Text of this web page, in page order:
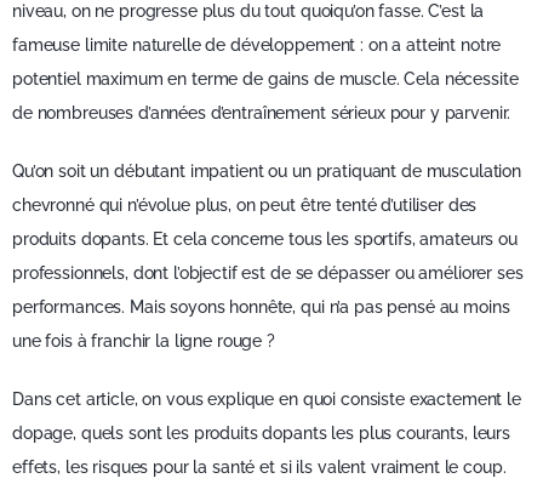
niveau, on ne progresse plus du tout quoiqu’on fasse. C’est la
fameuse limite naturelle de développement : on a atteint notre
potentiel maximum en terme de gains de muscle. Cela nécessite
de nombreuses d’années d’entraînement sérieux pour y parvenir.
Qu’on soit un débutant impatient ou un pratiquant de musculation
chevronné qui n’évolue plus, on peut être tenté d’utiliser des
produits dopants. Et cela concerne tous les sportifs, amateurs ou
professionnels, dont l’objectif est de se dépasser ou améliorer ses
performances. Mais soyons honnête, qui n’a pas pensé au moins
une fois à franchir la ligne rouge ?
Dans cet article, on vous explique en quoi consiste exactement le
dopage, quels sont les produits dopants les plus courants, leurs
effets, les risques pour la santé et si ils valent vraiment le coup.